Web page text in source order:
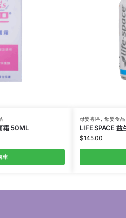
霜 50ML
車
母嬰專區, 母嬰食品
LIFE SPACE
$145.00